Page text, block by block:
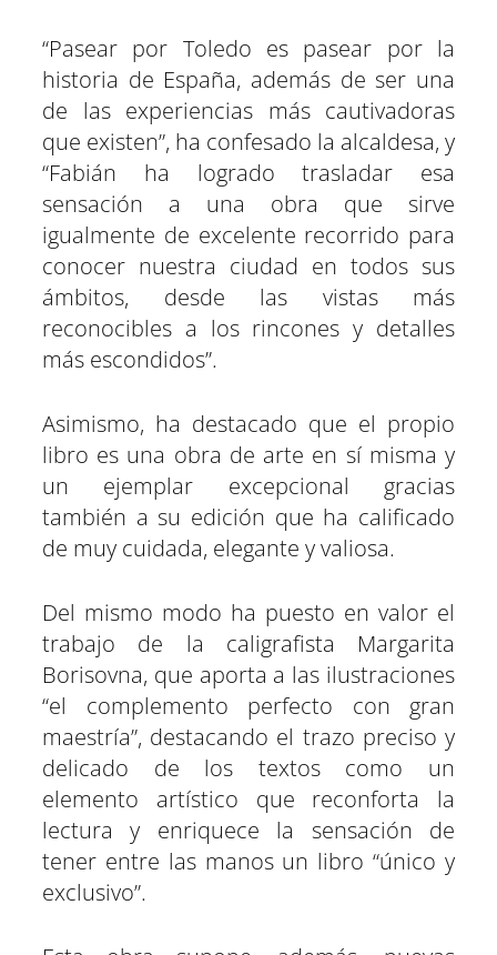
“Pasear por Toledo es pasear por la
historia de España, además de ser una
de las experiencias más cautivadoras
que existen”, ha confesado la alcaldesa, y
“Fabián ha logrado trasladar esa
sensación a una obra que sirve
igualmente de excelente recorrido para
conocer nuestra ciudad en todos sus
ámbitos, desde las vistas más
reconocibles a los rincones y detalles
más escondidos”.
Asimismo, ha destacado que el propio
libro es una obra de arte en sí misma y
un ejemplar excepcional gracias
también a su edición que ha calificado
de muy cuidada, elegante y valiosa.
Del mismo modo ha puesto en valor el
trabajo de la caligrafista Margarita
Borisovna, que aporta a las ilustraciones
“el complemento perfecto con gran
maestría”, destacando el trazo preciso y
delicado de los textos como un
elemento artístico que reconforta la
lectura y enriquece la sensación de
tener entre las manos un libro “único y
exclusivo”.